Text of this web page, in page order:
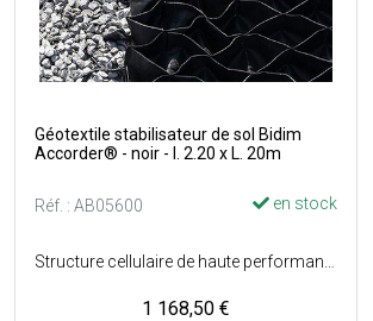
Géotextile stabilisateur de sol Bidim
Accorder® - noir - l. 2.20 x L. 20m
Réf. : AB05600 en stock
1 168,50 €